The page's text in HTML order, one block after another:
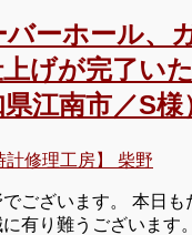
ーホール、
げが完了い
江南市／S様
計修理工房】 柴野
ございます。 本日も
有り難うございます